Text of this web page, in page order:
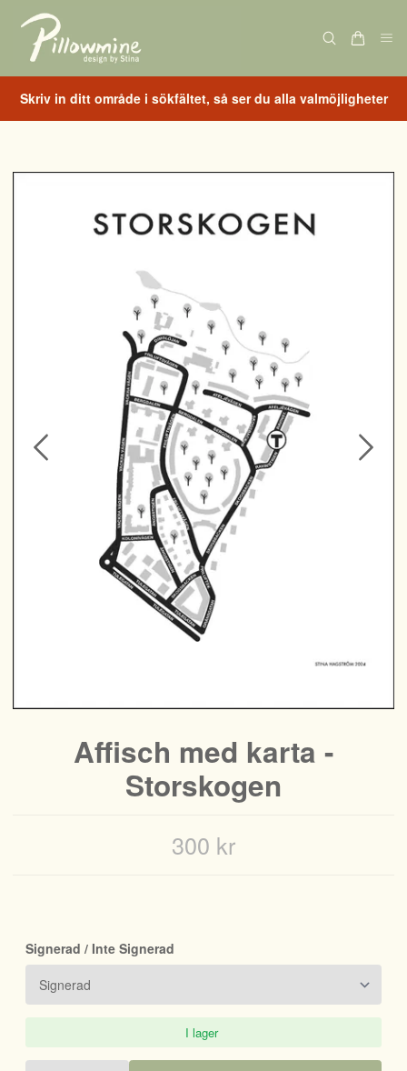
Skriv in ditt område i sökfältet, så ser du alla valmöjligheter
Affisch med karta -
Storskogen
300 kr
Signerad / Inte Signerad
I lager